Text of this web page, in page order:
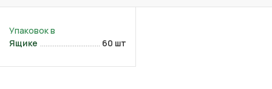
Ящике 60 шт